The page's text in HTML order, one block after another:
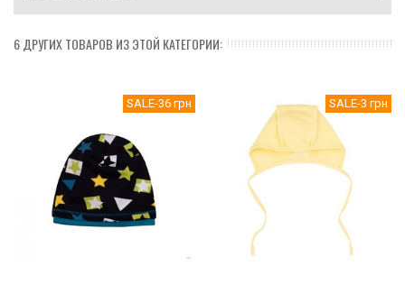
6 ДРУГИХ ТОВАРОВ ИЗ ЭТОЙ КАТЕГОРИИ:
SALE-36 грн SALE-3 грн